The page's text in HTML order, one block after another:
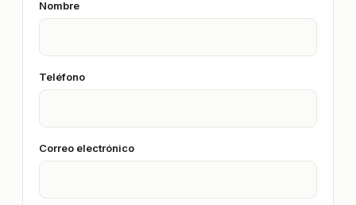
Nombre
Teléfono
Correo electrónico